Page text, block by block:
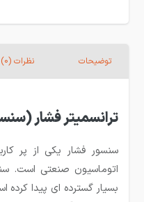
توضیحات نظرات (0)
ترانسمیتر فشار
سنسور فشار یکی از پر
اتوماسیون صنعتی است.
بسیار گسترده ای پیدا